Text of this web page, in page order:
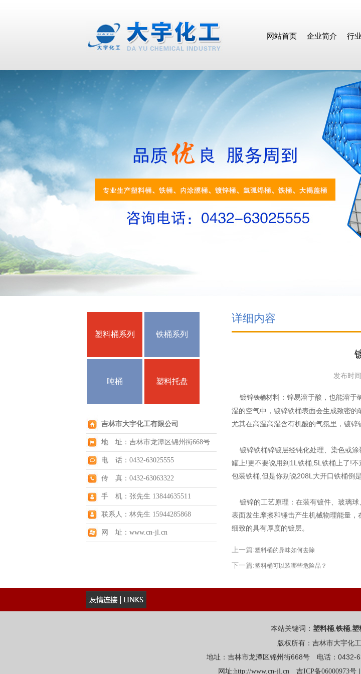
网站首页 企业简介 行
塑料桶系列 铁桶系列
吨桶 塑料托盘
吉林市大宇化工有限公司
地 址：吉林市龙潭区锦州街668号
电 话：0432-63025555
传 真：0432-63063322
手 机：张先生 13844635511
联系人：林先生 15944285868
网 址：www.cn-jl.cn
详细内容
发布时
镀锌铁桶材料：锌易溶于酸，也能溶于
湿的空气中，镀锌铁桶表面会生成致密
尤其在高温高湿含有机酸的气氛里，镀锌
镀锌铁桶锌镀层经钝化处理、染色或涂
罐上!更不要说用到1L铁桶,5L铁桶上了!
包装铁桶,但是你别说208L大开口铁桶倒
镀锌的工艺原理：在装有镀件、玻璃球
表面发生摩擦和锤击产生机械物理能量
细致的具有厚度的镀层。
上一篇:塑料桶的异味如何去除
下一篇:塑料桶可以装哪些危险品？
本站关键词： 塑料桶 铁桶 塑
版权所有：吉林市大宇化
地址：吉林市龙潭区锦州街668号 电话：
网址:http://www.cn-jl.cn 吉ICP备06000973号 |